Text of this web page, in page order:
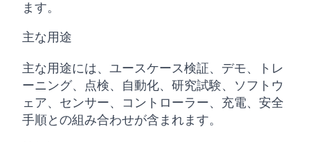
ます。
主な用途
主な用途には、ユースケース検証、デモ、トレ
ーニング、点検、自動化、研究試験、ソフトウ
ェア、センサー、コントローラー、充電、安全
手順との組み合わせが含まれます。